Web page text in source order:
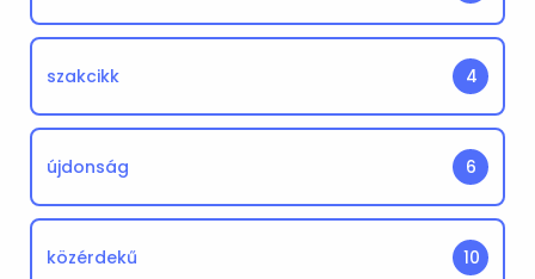
szakcikk 4
újdonság 6
közérdekű 10